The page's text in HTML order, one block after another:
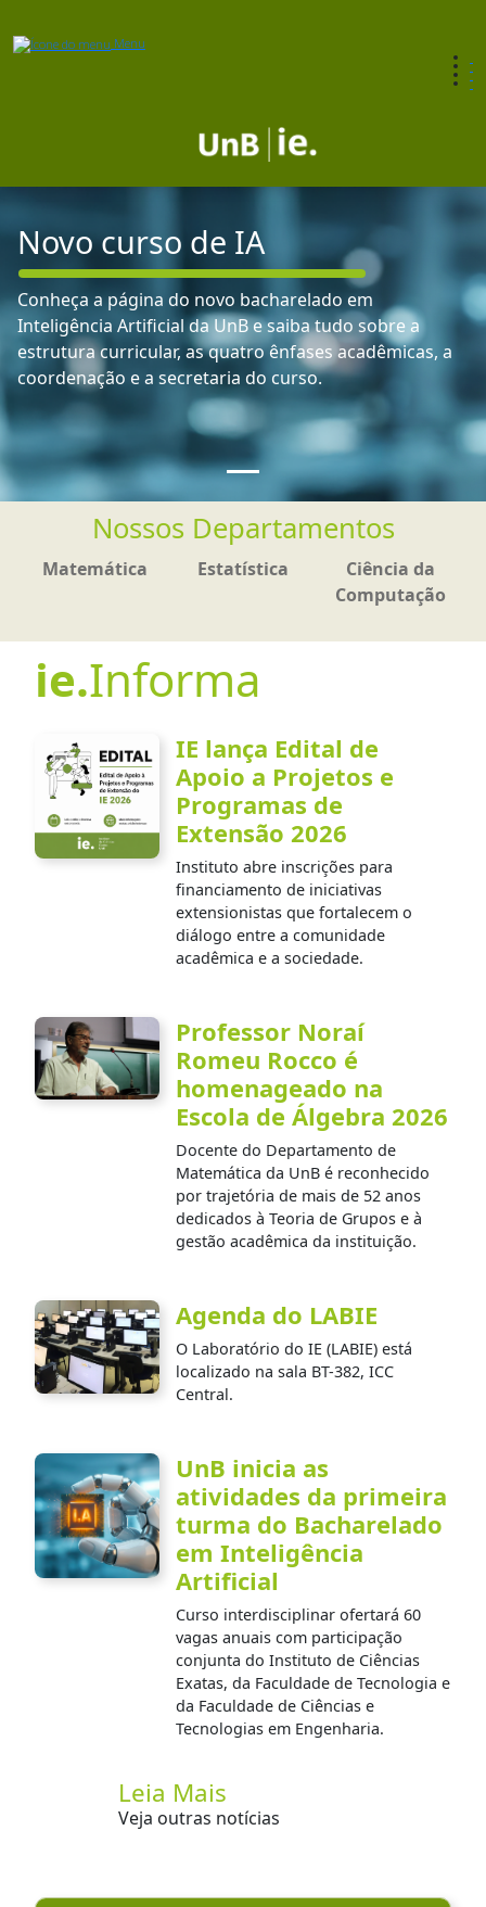
Menu
Novo curso de IA
Conheça a página do novo bacharelado em
Inteligência Artificial da UnB e saiba tudo sobre a
estrutura curricular, as quatro ênfases acadêmicas, a
coordenação e a secretaria do curso.
Nossos Departamentos
Matemática Estatística
Ciência da
Computação
ie.Informa
IE lança Edital de
Apoio a Projetos e
Programas de
Extensão 2026
Instituto abre inscrições para
financiamento de iniciativas
extensionistas que fortalecem o
diálogo entre a comunidade
acadêmica e a sociedade.
Professor Noraí
Romeu Rocco é
homenageado na
Escola de Álgebra 2026
Docente do Departamento de
Matemática da UnB é reconhecido
por trajetória de mais de 52 anos
dedicados à Teoria de Grupos e à
gestão acadêmica da instituição.
Agenda do LABIE
O Laboratório do IE (LABIE) está
localizado na sala BT-382, ICC
Central.
UnB inicia as
atividades da primeira
turma do Bacharelado
em Inteligência
Artificial
Curso interdisciplinar ofertará 60
vagas anuais com participação
conjunta do Instituto de Ciências
Exatas, da Faculdade de Tecnologia e
da Faculdade de Ciências e
Tecnologias em Engenharia.
Leia Mais
Veja outras notícias